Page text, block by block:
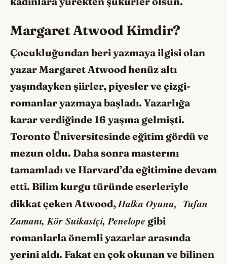
Margaret Atwood Kimdir?
Çocukluğundan beri yazmaya ilgisi olan
yazar Margaret Atwood henüz altı
yaşındayken şiirler, piyesler ve çizgi-
romanlar yazmaya başladı. Yazarlığa
karar verdiğinde 16 yaşına gelmişti.
Toronto Üniversitesinde eğitim gördü ve
mezun oldu. Daha sonra masterını
tamamladı ve Harvard’da eğitimine devam
etti. Bilim kurgu türünde eserleriyle
dikkat çeken Atwood,Halka Oyunu, Tufan
Zamanı, Kör Suikastçi, Penelope gibi
romanlarla önemli yazarlar arasında
yerini aldı. Fakat en çok okunan ve bilinen